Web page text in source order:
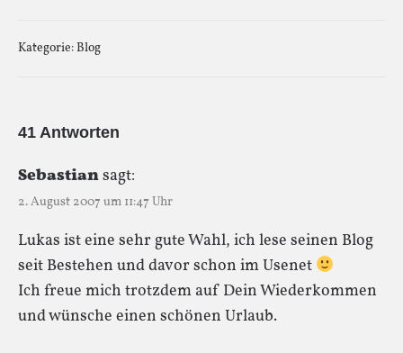
Kategorie:Blog
41 Antworten
Sebastiansagt:
2. August 2007 um 11:47 Uhr
Lukas ist eine sehr gute Wahl, ich lese seinen Blog
seit Bestehen und davor schon im Usenet
Ich freue mich trotzdem auf Dein Wiederkommen
und wünsche einen schönen Urlaub.